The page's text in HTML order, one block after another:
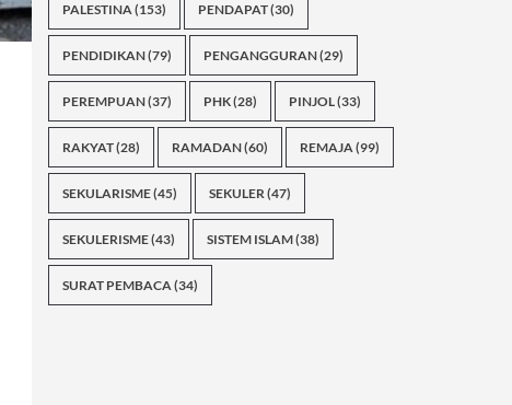
PALESTINA(153) PENDAPAT(30)
PENDIDIKAN(79) PENGANGGURAN(29)
PEREMPUAN(37) PHK(28) PINJOL(33)
RAKYAT(28) RAMADAN(60) REMAJA(99)
SEKULARISME(45) SEKULER(47)
SEKULERISME(43) SISTEM ISLAM(38)
SURAT PEMBACA(34)